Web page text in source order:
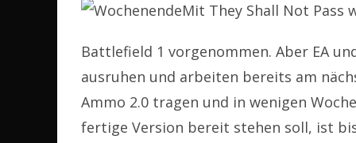
Mit They Shall Not Pass
Battlefield 1 vorgenommen. Aber EA
ausruhen und arbeiten bereits am
Ammo 2.0 tragen und in wenigen
fertige Version bereit stehen soll, ist